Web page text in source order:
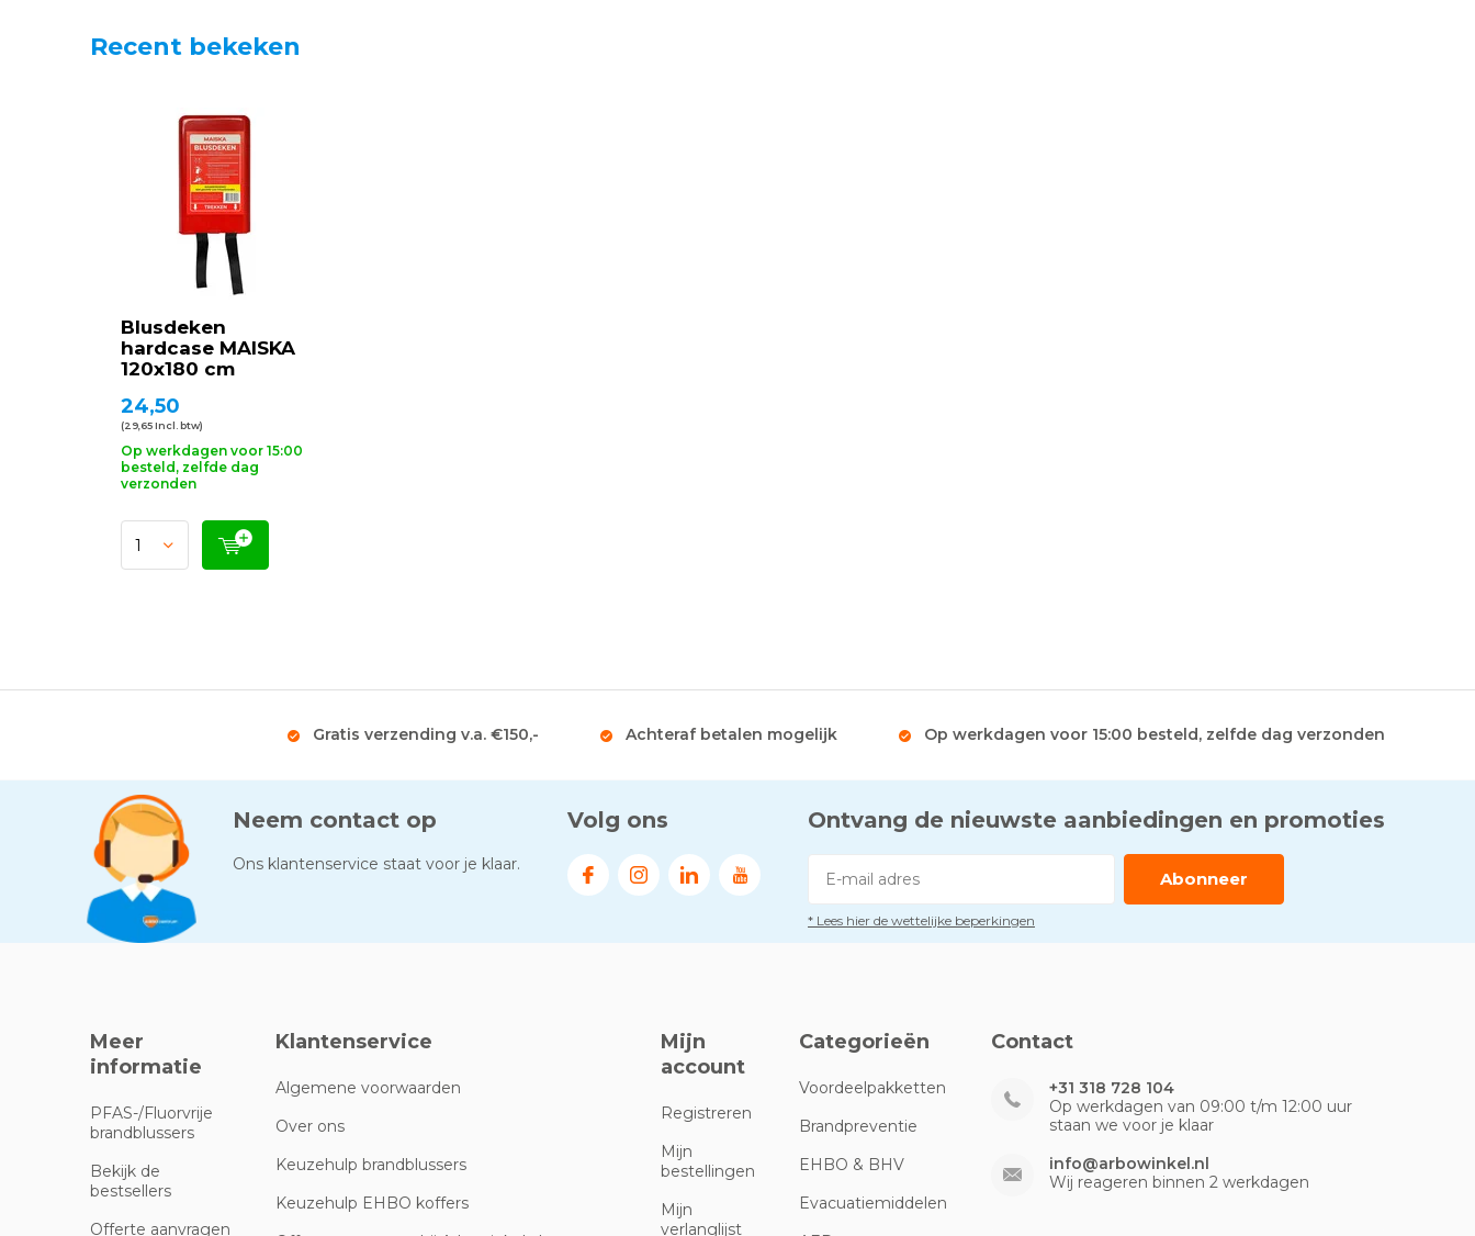
Recent bekeken
Blusdeken
hardcase MAISKA
120x180 cm
24,50
(29,65 Incl. btw)
Op werkdagen voor 15:00
besteld, zelfde dag
verzonden
Gratis verzending v.a. €150,- Achteraf betalen mogelijk Op werkdagen voor 15:00 besteld, zelfde dag verzonden
Neem contact op
Ons klantenservice staat voor je klaar.
Volg ons Ontvang de nieuwste aanbiedingen en promoties
Abonneer
* Lees hier de wettelijke beperkingen
Meer
informatie
PFAS-/Fluorvrije
brandblussers
Bekijk de
bestsellers
Offerte aanvragen
Klantenservice
Algemene voorwaarden
Over ons
Keuzehulp brandblussers
Keuzehulp EHBO koffers
Mijn
account
Registreren
Mijn
bestellingen
Mijn
verlanglijst
Categorieën
Voordeelpakketten
Brandpreventie
EHBO & BHV
Evacuatiemiddelen
Contact
+31 318 728 104
Op werkdagen van 09:00 t/m 12:00 uur
staan we voor je klaar
info@arbowinkel.nl
Wij reageren binnen 2 werkdagen